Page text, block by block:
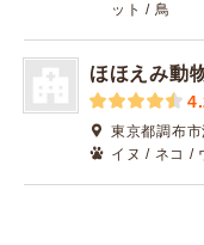
ット / 鳥
ほほえみ動
東京都調布
イヌ / ネコ /